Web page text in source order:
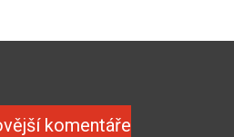
komentáře